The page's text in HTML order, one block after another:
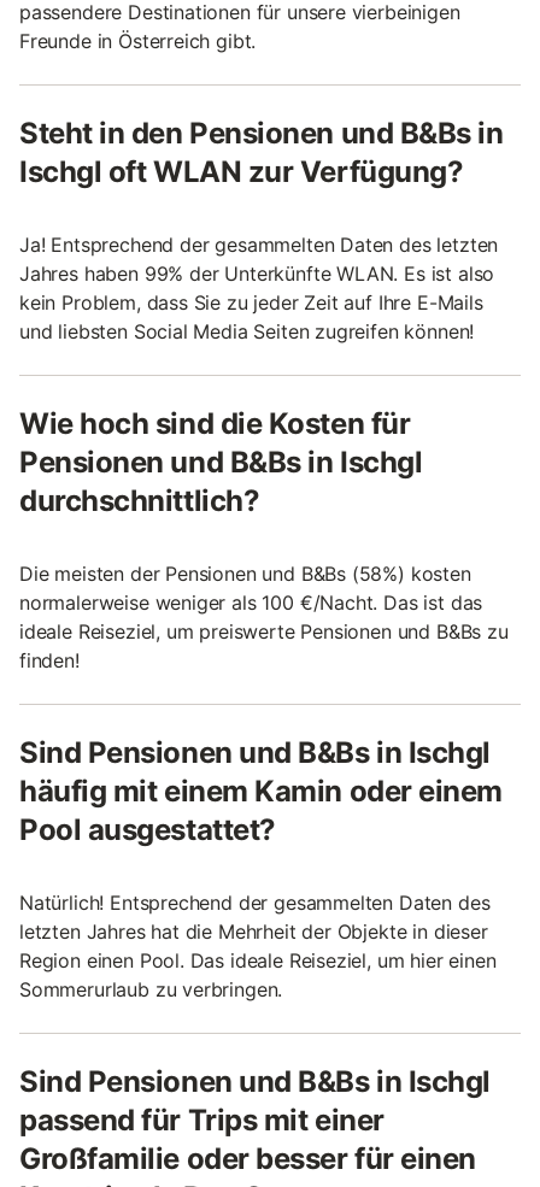
passendere Destinationen für unsere vierbeinigen
Freunde in Österreich gibt.
Steht in den Pensionen und B&Bs in
Ischgl oft WLAN zur Verfügung?
Ja! Entsprechend der gesammelten Daten des letzten
Jahres haben 99% der Unterkünfte WLAN. Es ist also
kein Problem, dass Sie zu jeder Zeit auf Ihre E-Mails
und liebsten Social Media Seiten zugreifen können!
Wie hoch sind die Kosten für
Pensionen und B&Bs in Ischgl
durchschnittlich?
Die meisten der Pensionen und B&Bs (58%) kosten
normalerweise weniger als 100 €/Nacht. Das ist das
ideale Reiseziel, um preiswerte Pensionen und B&Bs zu
finden!
Sind Pensionen und B&Bs in Ischgl
häufig mit einem Kamin oder einem
Pool ausgestattet?
Natürlich! Entsprechend der gesammelten Daten des
letzten Jahres hat die Mehrheit der Objekte in dieser
Region einen Pool. Das ideale Reiseziel, um hier einen
Sommerurlaub zu verbringen.
Sind Pensionen und B&Bs in Ischgl
passend für Trips mit einer
Großfamilie oder besser für einen